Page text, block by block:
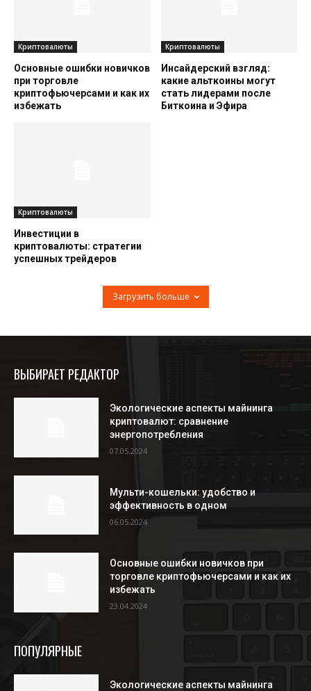
Криптовалюты
Основные ошибки новичков
при торговле
криптофьючерсами и как их
избежать
Криптовалюты
Инсайдерский взгляд:
какие альткоины могут
стать лидерами после
Биткоина и Эфира
Криптовалюты
Инвестиции в
криптовалюты: стратегии
успешных трейдеров
Загрузить больше
ВЫБИРАЕТ РЕДАКТОР
Экологические аспекты майнинга
криптовалют: сравнение
энергопотребления
07.05.2024
Мульти-кошельки: удобство и
эффективность в одном
06.05.2024
Основные ошибки новичков при
торговле криптофьючерсами и как их
избежать
23.04.2024
ПОПУЛЯРНЫЕ
Экологические аспекты майнинга